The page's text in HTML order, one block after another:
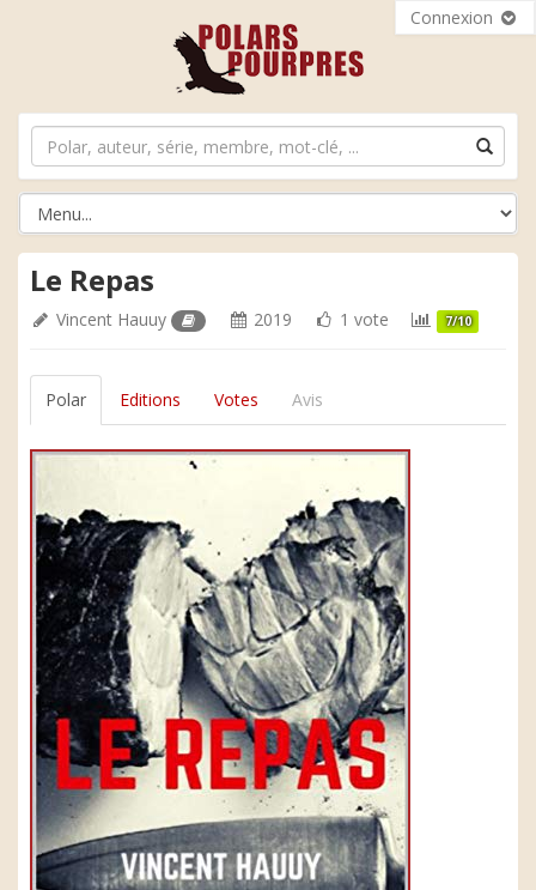
Connexion
Le Repas
Vincent Hauuy 2019 1 vote 7/10
Polar Editions Votes Avis